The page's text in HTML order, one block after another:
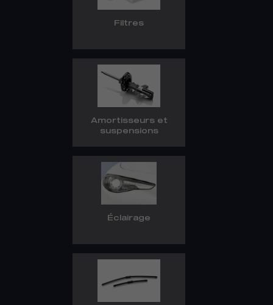
Filtres
Amortisseurs et
suspensions
Éclairage